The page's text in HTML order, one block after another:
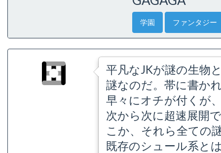
学園 ファンタジー
平凡なJKが謎の生物
謎なのだ。帯に書か
早々にオチが付くが
次から次に超速展開
こか、それら全ての
既存のシュール系と